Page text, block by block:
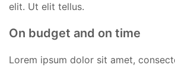
elit. Ut elit tellus.
On budget and on time
Lorem ipsum dolor sit amet,